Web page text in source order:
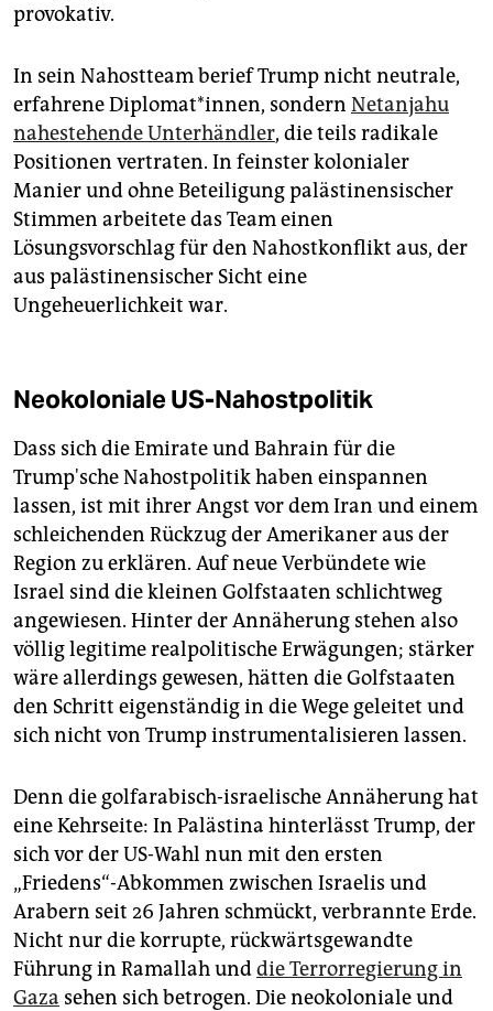
provokativ.
In sein Nahostteam berief Trump nicht neutrale,
erfahrene Diplomat*innen, sondern Netanjahu
nahestehende Unterhändler, die teils radikale
Positionen vertraten. In feinster kolonialer
Manier und ohne Beteiligung palästinensischer
Stimmen arbeitete das Team einen
Lösungsvorschlag für den Nahostkonflikt aus, der
aus palästinensischer Sicht eine
Ungeheuerlichkeit war.
Neokoloniale US-Nahostpolitik
Dass sich die Emirate und Bahrain für die
Trump'sche Nahostpolitik haben einspannen
lassen, ist mit ihrer Angst vor dem Iran und einem
schleichenden Rückzug der Amerikaner aus der
Region zu erklären. Auf neue Verbündete wie
Israel sind die kleinen Golfstaaten schlichtweg
angewiesen. Hinter der Annäherung stehen also
völlig legitime realpolitische Erwägungen; stärker
wäre allerdings gewesen, hätten die Golfstaaten
den Schritt eigenständig in die Wege geleitet und
sich nicht von Trump instrumentalisieren lassen.
Denn die golfarabisch-israelische Annäherung hat
eine Kehrseite: In Palästina hinterlässt Trump, der
sich vor der US-Wahl nun mit den ersten
„Friedens“-Abkommen zwischen Israelis und
Arabern seit 26 Jahren schmückt, verbrannte Erde.
Nicht nur die korrupte, rückwärtsgewandte
Führung in Ramallah unddie Terrorregierung in
Gaza sehen sich betrogen. Die neokoloniale und